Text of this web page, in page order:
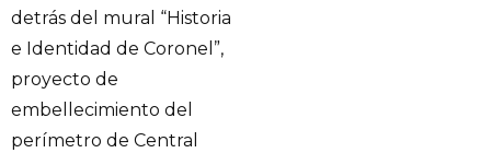
detrás del mural “Historia
e Identidad de Coronel”,
proyecto de
embellecimiento del
perímetro de Central